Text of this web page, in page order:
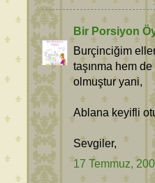
Bir Porsiyon
Burçinciğim
taşınma hem
olmuştur yani,
Ablana keyifli
Sevgiler,
17 Temmuz,